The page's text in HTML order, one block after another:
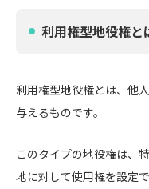
利用権型地役権と
利用権型地役権とは、他
与えるものです。
このタイプの地役権は、
地に対して使用権を設定で